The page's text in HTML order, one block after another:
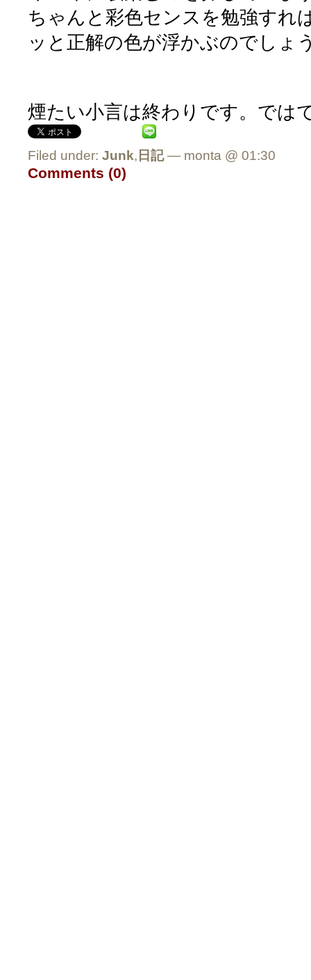
ちゃんと彩色センスを勉強すれ
ッと正解の色が浮かぶのでしょ
煙たい小言は終わりです。では
Filed under: Junk, 日記— monta @ 01:30
Comments (0)